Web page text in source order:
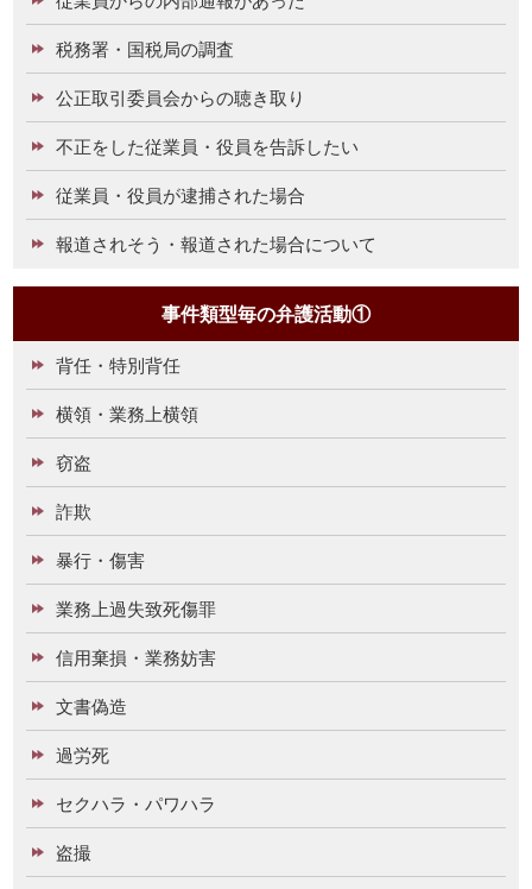
税務署・国税局の調査
公正取引委員会からの聴き取り
不正をした従業員・役員を告訴したい
従業員・役員が逮捕された場合
報道されそう・報道された場合について
事件類型毎の弁護活動①
背任・特別背任
横領・業務上横領
窃盗
詐欺
暴行・傷害
業務上過失致死傷罪
信用棄損・業務妨害
文書偽造
過労死
セクハラ・パワハラ
盗撮